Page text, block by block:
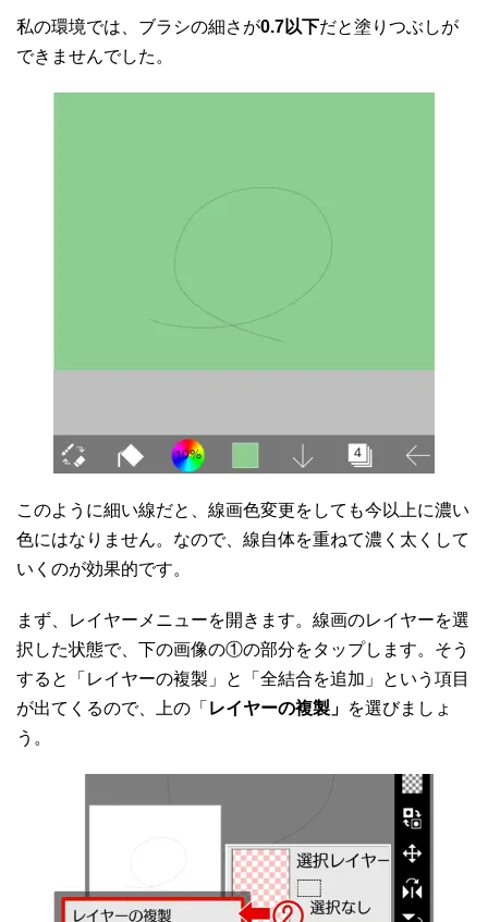
私の環境では、ブラシの細さが0.7以下だと塗りつぶしが
できませんでした。
このように細い線だと、線画色変更をしても今以上に濃い
色にはなりません。なので、線自体を重ねて濃く太くして
いくのが効果的です。
まず、レイヤーメニューを開きます。線画のレイヤーを選
択した状態で、下の画像の①の部分をタップします。そう
すると「レイヤーの複製」と「全結合を追加」という項目
が出てくるので、上の「 レイヤーの複製」 を選びましょ
う。